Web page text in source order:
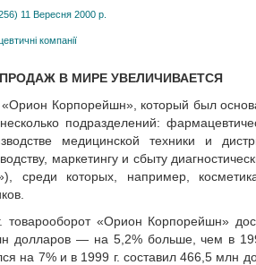
11 Вересня 2000 р.
компанії
В МИРЕ УВЕЛИЧИВАЕТСЯ
Корпорейшн», который был
несколько подразделений:
медицинской техники и
маркетингу и сбыту
среди которых, например,
товарооборот «Орион Корпорейшн»
долларов — на 5,2% больше, чем в
на 7% и в 1999 г. составил 466,5